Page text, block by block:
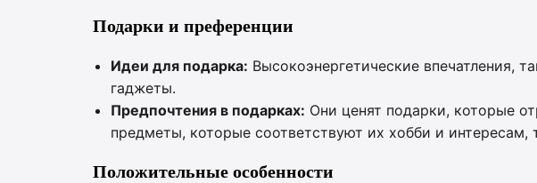
Подарки и преференции
Идеи для подарка: Высокоэнергетические впечатления,
гаджеты.
Предпочтения в подарках: Они ценят подарки, которые
предметы, которые соответствуют их хобби и интересам,
Положительные особенности